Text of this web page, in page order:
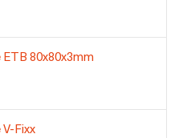
80x80x3mm
Fixx